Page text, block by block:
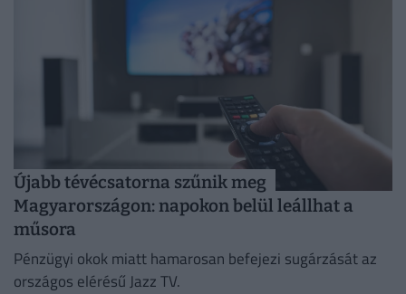
Újabb tévécsatorna szűnik meg
Magyarországon: napokon belül leállhat a
műsora
Pénzügyi okok miatt hamarosan befejezi sugárzását az
országos elérésű Jazz TV.